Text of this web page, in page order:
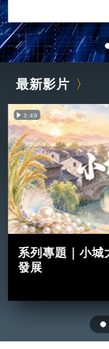
最新影片
3:49
系列專題｜小城
發展